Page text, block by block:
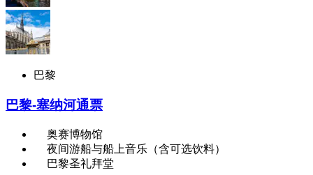
巴黎
巴黎-塞纳河通票
奥赛博物馆
夜间游船与船上音乐（含可选饮料）
巴黎圣礼拜堂